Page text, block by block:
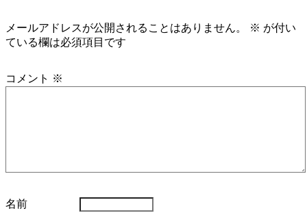
メールアドレスが公開されることはありません。 ※ が付い
ている欄は必須項目です
コメント ※
名前